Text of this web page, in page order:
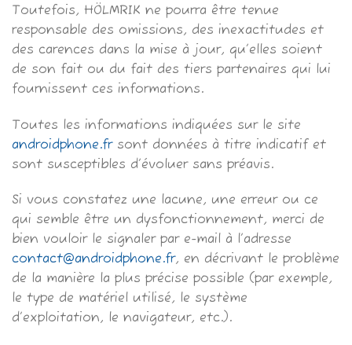
Toutefois, HÖLMRIK ne pourra être tenue
responsable des omissions, des inexactitudes et
des carences dans la mise à jour, qu’elles soient
de son fait ou du fait des tiers partenaires qui lui
fournissent ces informations.
Toutes les informations indiquées sur le site
androidphone.frsont données à titre indicatif et
sont susceptibles d’évoluer sans préavis.
Si vous constatez une lacune, une erreur ou ce
qui semble être un dysfonctionnement, merci de
bien vouloir le signaler par e-mail à l’adresse
contact@androidphone.fr, en décrivant le problème
de la manière la plus précise possible (par exemple,
le type de matériel utilisé, le système
d’exploitation, le navigateur, etc.).